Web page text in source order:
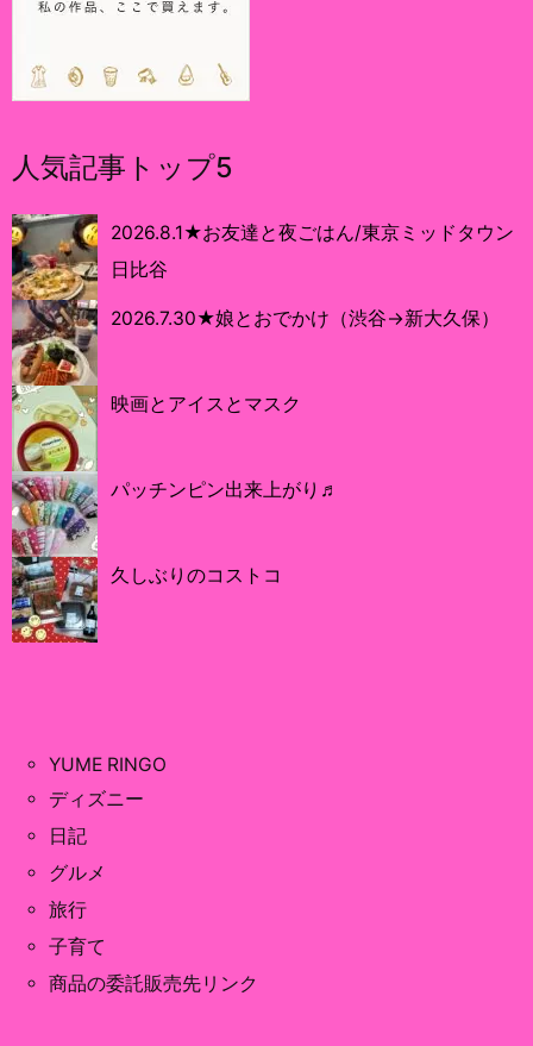
人気記事トップ5
2026.8.1★お友達と夜ごはん/東京ミッドタウン
日比谷
2026.7.30★娘とおでかけ（渋谷→新大久保）
映画とアイスとマスク
パッチンピン出来上がり♬
久しぶりのコストコ
YUME RINGO
ディズニー
日記
グルメ
旅行
子育て
商品の委託販売先リンク